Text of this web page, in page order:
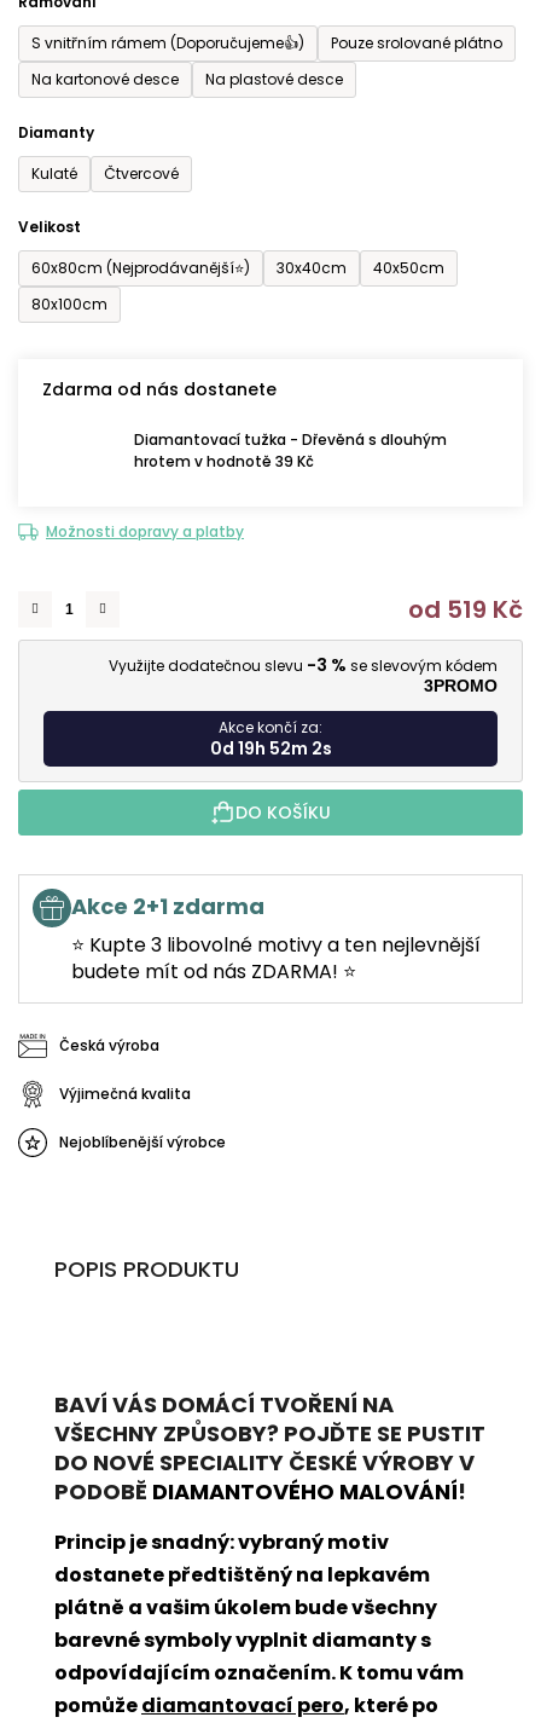
S vnitřním rámem (Doporučujeme👍)
Pouze srolované plátno
Na kartonové desce
Na plastové desce
Diamanty
Kulaté
Čtvercové
Velikost
60x80cm (Nejprodávanější⭐)
30x40cm
40x50cm
80x100cm
Zdarma od nás dostanete
Diamantovací tužka - Dřevěná s dlouhým
hrotem v hodnotě 39 Kč
Možnosti dopravy a platby
od 519 Kč
Využijte dodatečnou slevu -3 % se slevovým kódem
3PROMO
Akce končí za:
0d 19h 52m 1s
DO KOŠÍKU
Akce 2+1 zdarma
⭐ Kupte 3 libovolné motivy a ten nejlevnější
budete mít od nás ZDARMA! ⭐
Česká výroba
Výjimečná kvalita
Nejoblíbenější výrobce
POPIS PRODUKTU
BAVÍ VÁS DOMÁCÍ TVOŘENÍ NA
VŠECHNY ZPŮSOBY? POJĎTE SE PUSTIT
DO NOVÉ SPECIALITY ČESKÉ VÝROBY V
PODOBĚ DIAMANTOVÉHO MALOVÁNÍ!
Princip je snadný: vybraný motiv
dostanete předtištěný na lepkavém
plátně a vašim úkolem bude všechny
barevné symboly vyplnit diamanty s
odpovídajícím označením. K tomu vám
pomůžediamantovací pero, které po